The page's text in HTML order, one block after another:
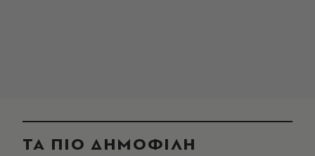
ΤΑ ΠΙΟ ΔΗΜΟΦΙΛΗ